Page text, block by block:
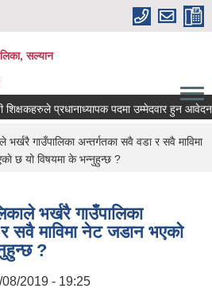
सल्यान
प्रधानाध्यापक पदमा उम्मेदवार हुन आवेदन
गाउँपालिका अन्तर्गतका सवै वडा र सवै माविमा
छ यो विषयमा के भन्नुहुन्छ ?
भर्खरै गाउँपालिका
सवै माविमा नेट जडान भएकाे
?
2019 - 19:25